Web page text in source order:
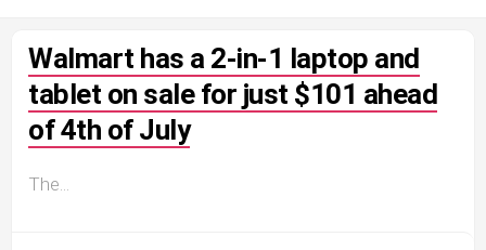
Walmart has a 2-in-1 laptop and
tablet on sale for just $101 ahead
of 4th of July
The...